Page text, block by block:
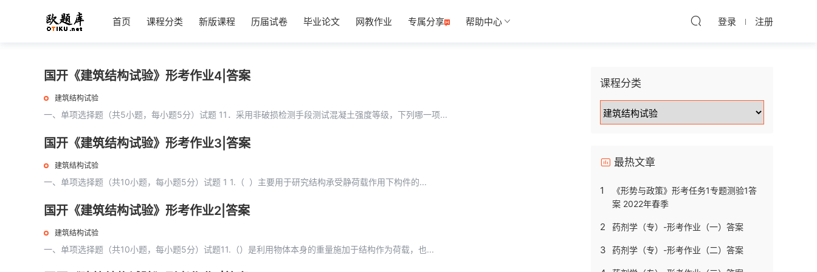
首页 课程分类 新版课程 历届试卷 毕业论文 网教作业 专属分享 帮助中心 登录 注册
国开《建筑结构试验》形考作业4|答案
建筑结构试验
一、单项选择题（共5小题，每小题5分）试题 11．采用非破损检测手段测试混凝土强度等级，下列哪一项...
国开《建筑结构试验》形考作业3|答案
建筑结构试验
一、单项选择题（共10小题，每小题5分）试题 1 1.（ ）主要用于研究结构承受静荷载作用下构件的...
国开《建筑结构试验》形考作业2|答案
建筑结构试验
一、单项选择题（共10小题，每小题5分）试题11.（）是利用物体本身的重量施加于结构作为荷载，也...
课程分类
最热文章
1
《形势与政策》形考任务1专题测验1答
案 2022年春季
2 药剂学（专）-形考作业（一）答案
3 药剂学（专）-形考作业（二）答案